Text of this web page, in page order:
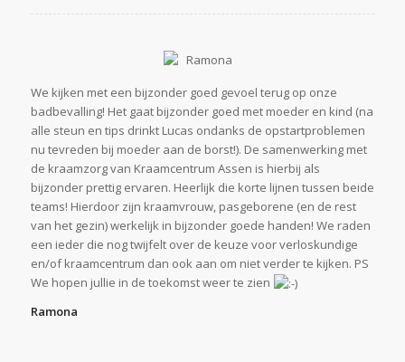
We kijken met een bijzonder goed gevoel terug op onze
badbevalling! Het gaat bijzonder goed met moeder en kind (na
alle steun en tips drinkt Lucas ondanks de opstartproblemen
nu tevreden bij moeder aan de borst!). De samenwerking met
de kraamzorg van Kraamcentrum Assen is hierbij als
bijzonder prettig ervaren. Heerlijk die korte lijnen tussen beide
teams! Hierdoor zijn kraamvrouw, pasgeborene (en de rest
van het gezin) werkelijk in bijzonder goede handen! We raden
een ieder die nog twijfelt over de keuze voor verloskundige
en/of kraamcentrum dan ook aan om niet verder te kijken. PS
We hopen jullie in de toekomst weer te zien
Ramona